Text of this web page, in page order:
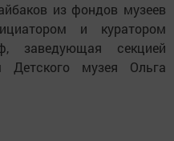
из фондов музеев
и куратором
заведующая секцией
Детского музея Ольга